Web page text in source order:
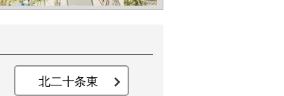
北二十条東